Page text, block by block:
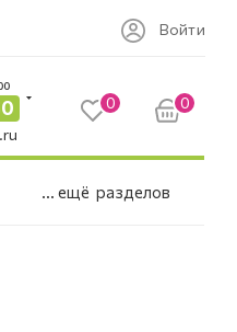
Войти
0 0
... ещё разделов